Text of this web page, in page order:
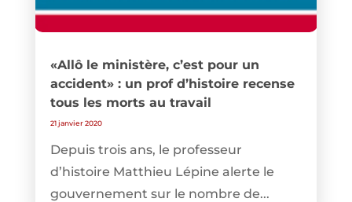
«Allô le ministère, c’est pour un
accident» : un prof d’histoire recense
tous les morts au travail
21 janvier 2020
Depuis trois ans, le professeur
d’histoire Matthieu Lépine alerte le
gouvernement sur le nombre de...